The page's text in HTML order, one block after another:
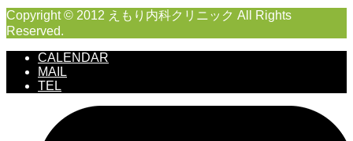
Copyright © 2012 えもり内科クリニック All Rights
Reserved.
CALENDAR
MAIL
TEL